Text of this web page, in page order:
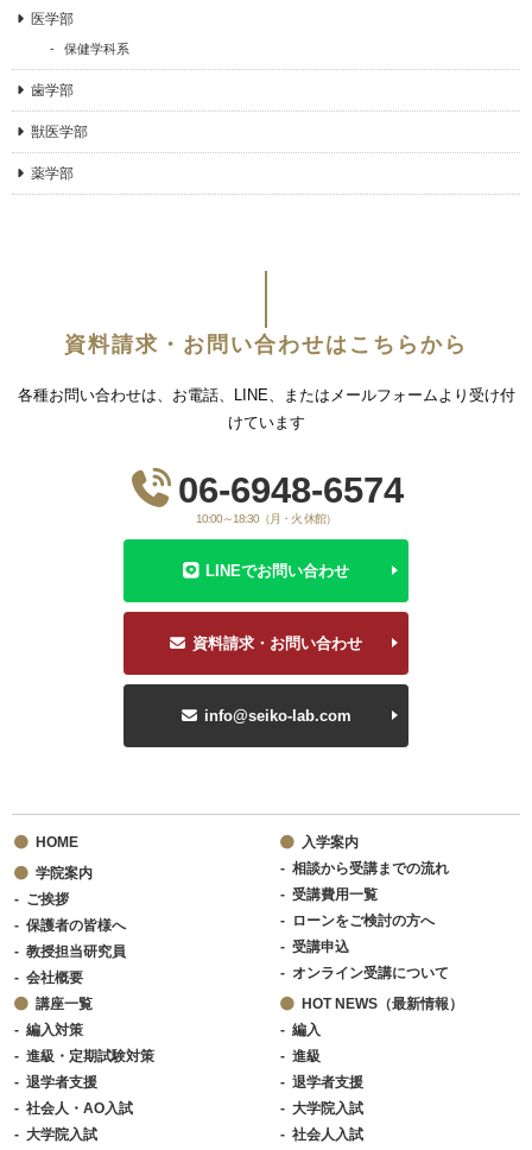
医学部
保健学科系
歯学部
獣医学部
薬学部
資料請求・お問い合わせはこちらから
各種お問い合わせは、お電話、LINE、またはメールフォームより受け付
けています
06-6948-6574
10:00～18:30（月・火 休館）
LINEでお問い合わせ
資料請求・お問い合わせ
info@seiko-lab.com
HOME
学院案内
ご挨拶
保護者の皆様へ
教授担当研究員
会社概要
入学案内
相談から受講までの流れ
受講費用一覧
ローンをご検討の方へ
受講申込
オンライン受講について
講座一覧
編入対策
進級・定期試験対策
退学者支援
社会人・AO入試
大学院入試
HOT NEWS（最新情報）
編入
進級
退学者支援
大学院入試
社会人入試